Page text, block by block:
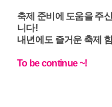
축제 준비에 도움을 주
니다!
내년에도 즐거운 축제
To be continue ~!